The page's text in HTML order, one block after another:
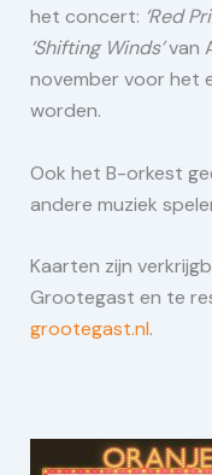
het concert: ‘Red
‘Shifting Winds’van
november voor het
worden.
Ook het B-orkest
andere muziek
Kaarten zijn
Grootegast en te
grootegast.nl.